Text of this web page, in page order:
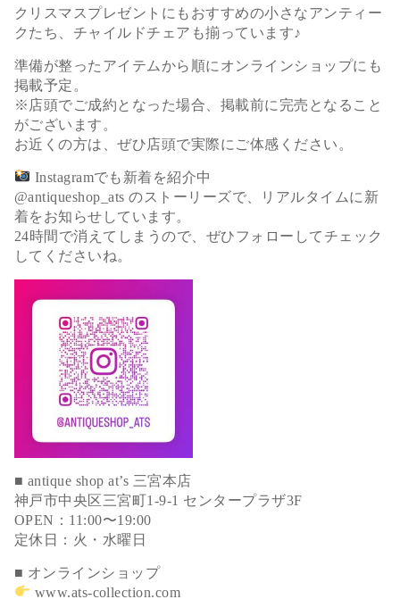
クリスマスプレゼントにもおすすめの小さなアンティー
クたち、チャイルドチェアも揃っています♪
準備が整ったアイテムから順にオンラインショップにも
掲載予定。
※店頭でご成約となった場合、掲載前に完売となること
がございます。
お近くの方は、ぜひ店頭で実際にご体感ください。
Instagramでも新着を紹介中
@antiqueshop_ats のストーリーズで、リアルタイムに新
着をお知らせしています。
24時間で消えてしまうので、ぜひフォローしてチェック
してくださいね。
■ antique shop at’s 三宮本店
神戸市中央区三宮町1-9-1 センタープラザ3F
OPEN：11:00〜19:00
定休日：火・水曜日
■ オンラインショップ
www.ats-collection.com